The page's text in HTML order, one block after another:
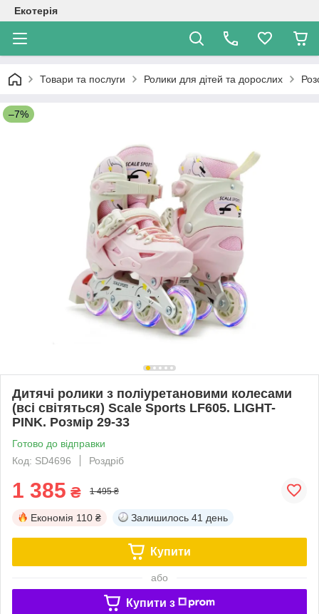
Екотерія
Товари та послуги Ролики для дітей та дорослих
–7%
Дитячі ролики з поліуретановими колесами
(всі світяться) Scale Sports LF605. LIGHT-
PINK. Розмір 29-33
Готово до відправки
Код: SD4696
Роздріб
1 385 ₴ 1 495 ₴
Економія 110 ₴ Залишилось 41 день
Купити
або
Купити з